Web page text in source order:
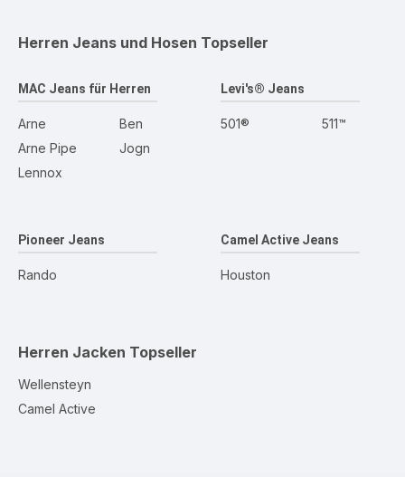
Herren Jeans und Hosen Topseller
MAC Jeans für Herren
Arne
Arne Pipe
Lennox
Ben
Jogn
Levi's® Jeans
501® 511™
Pioneer Jeans
Rando
Camel Active Jeans
Houston
Herren Jacken Topseller
Wellensteyn
Camel Active